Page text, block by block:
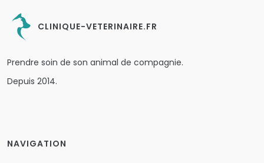
CLINIQUE-VETERINAIRE.FR
Prendre soin de son animal de compagnie.
Depuis 2014.
NAVIGATION